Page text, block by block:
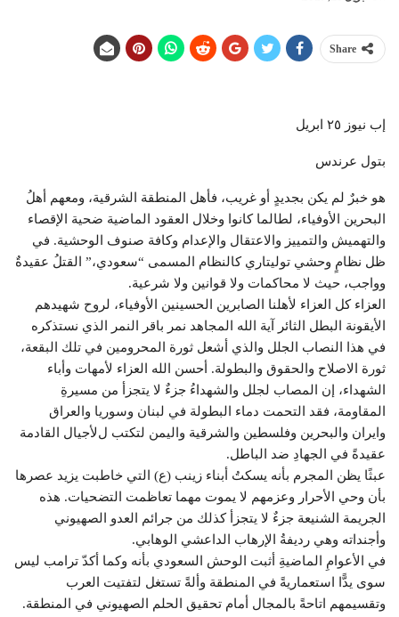
Share
إب نيوز ٢٥ ابريل
بتول عرندس
هو خبرٌ لم يكن بجديدٍ أو غريب، فأهل المنطقة الشرقية، ومعهم أهلُ
البحرين الأوفياء، لطالما كانوا وخلال العقود الماضية ضحية الإقصاء
والتهميش والتمييز والاعتقال والإعدام وكافة صنوف الوحشية. في
ظل نظامٍ وحشي توليتاري كالنظام المسمى “سعودي،” القتلُ عقيدةٌ
وواجب، حيث لا محاكمات ولا قوانين ولا شرعية.
العزاء كل العزاء ﻷهلنا الصابرين الحسينين الأوفياء، لروح شهيدهم
الأيقونة البطل الثائر آية الله المجاهد نمر باقر النمر الذي نستذكره
في هذا النصاب الجلل والذي أشعل ثورة المحرومين في تلك البقعة،
ثورة الاصلاح والحقوق والبطولة. أحسن الله العزاء ﻷمهات وأباء
الشهداء، إن المصاب لجلل والشهداءُ جزءٌ لا يتجزأ من مسيرةِ
المقاومة، فقد التحمت دماء البطولة في لبنان وسوريا والعراق
وايران والبحرين وفلسطين والشرقية واليمن لتكتب لﻷجيال القادمة
عقيدةً في الجهادِ ضد الباطل.
عبثًا يظن المجرم بأنه يسكتُ أبناء زينب (ع) التي خاطبت يزيد عصرها
بأن وحي الأحرار وعزمهم لا يموت مهما تعاظمت التضحيات. هذه
الجريمة الشنيعة جزءٌ لا يتجزأ كذلك من جرائم العدو الصهيوني
وأجنداته وهي رديفةُ الإرهاب الداعشي الوهابي.
في الأعوامِ الماضيةِ أثبت الوحش السعودي بأنه وكما أكدّ ترامب ليس
سوى يدًّا استعماريةً في المنطقة وألةً تستغل لتفتيت العرب
وتقسيمهم اتاحةً بالمجال أمام تحقيق الحلم الصهيوني في المنطقة.